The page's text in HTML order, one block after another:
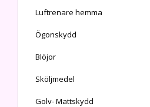
Luftrenare hemma
Ögonskydd
Blöjor
Sköljmedel
Golv- Mattskydd